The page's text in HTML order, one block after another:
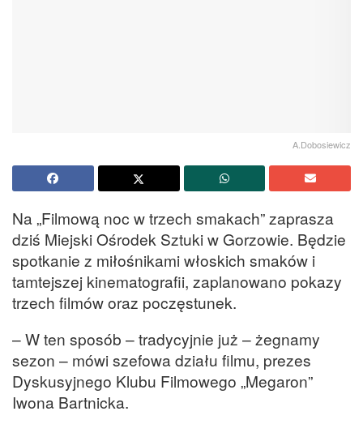
A.Dobosiewicz
Na „Filmową noc w trzech smakach” zaprasza
dziś Miejski Ośrodek Sztuki w Gorzowie. Będzie
spotkanie z miłośnikami włoskich smaków i
tamtejszej kinematografii, zaplanowano pokazy
trzech filmów oraz poczęstunek.
– W ten sposób – tradycyjnie już – żegnamy
sezon – mówi szefowa działu filmu, prezes
Dyskusyjnego Klubu Filmowego „Megaron”
Iwona Bartnicka.